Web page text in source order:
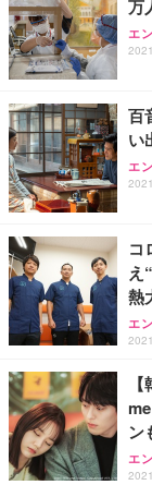
ッ
ス
【
グ
ア
ュ
万
エ
百
い
エ
コ
え
熱
エ
ン
エ